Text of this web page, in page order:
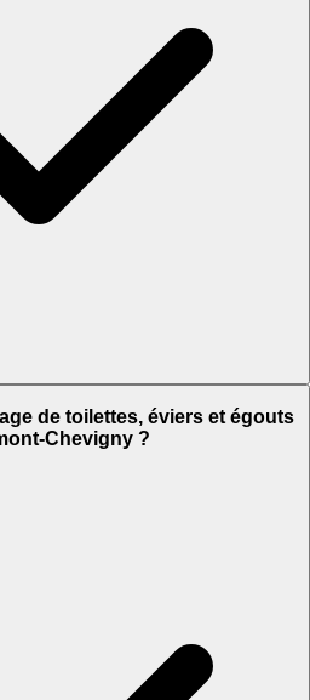
de toilettes, éviers et égouts
Chevigny ?